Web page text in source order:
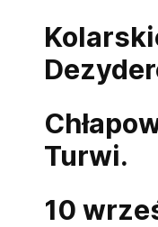
Turwi.
10